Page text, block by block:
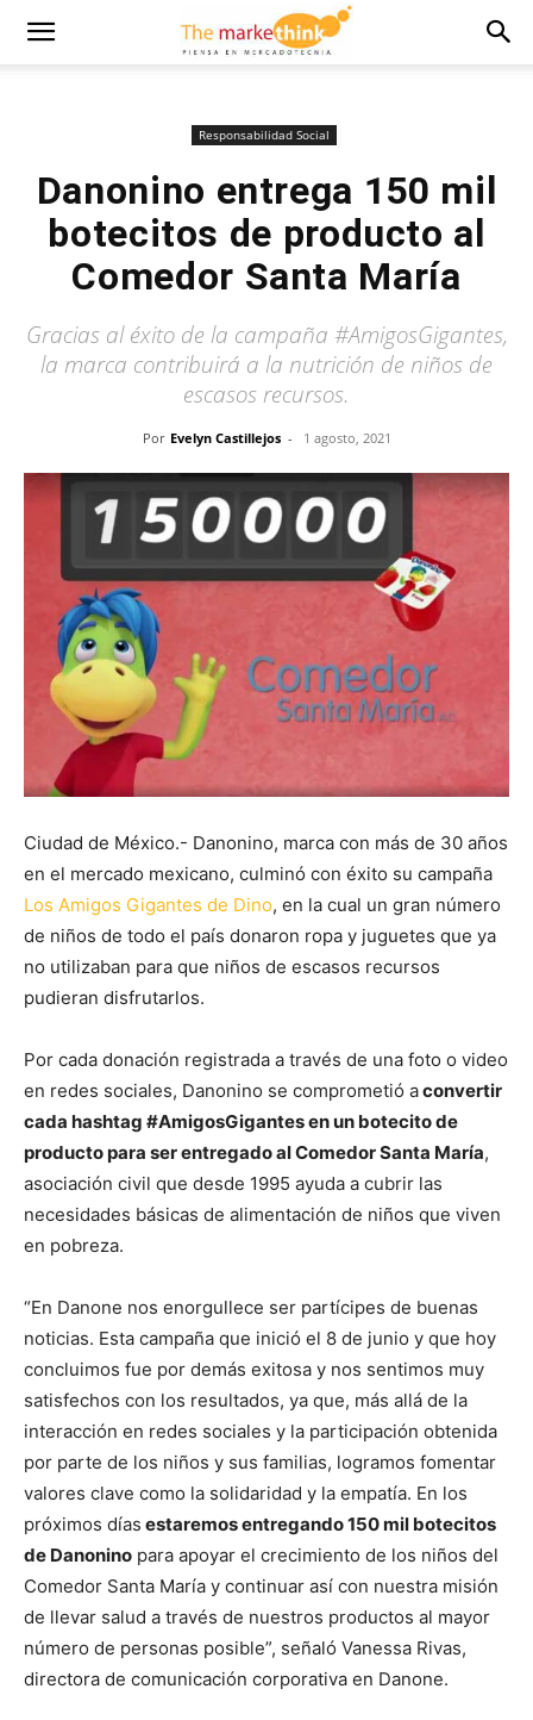
Responsabilidad Social
Danonino entrega 150 mil
botecitos de producto al
Comedor Santa María
Gracias al éxito de la campaña #AmigosGigantes,
la marca contribuirá a la nutrición de niños de
escasos recursos.
Por Evelyn Castillejos - 1 agosto, 2021
Ciudad de México.- Danonino, marca con más de 30 años
en el mercado mexicano, culminó con éxito su campaña
Los Amigos Gigantes de Dino, en la cual un gran número
de niños de todo el país donaron ropa y juguetes que ya
no utilizaban para que niños de escasos recursos
pudieran disfrutarlos.
Por cada donación registrada a través de una foto o video
en redes sociales, Danonino se comprometió aconvertir
cada hashtag #AmigosGigantes en un botecito de
producto para ser entregado al Comedor Santa María,
asociación civil que desde 1995 ayuda a cubrir las
necesidades básicas de alimentación de niños que viven
en pobreza.
“En Danone nos enorgullece ser partícipes de buenas
noticias. Esta campaña que inició el 8 de junio y que hoy
concluimos fue por demás exitosa y nos sentimos muy
satisfechos con los resultados, ya que, más allá de la
interacción en redes sociales y la participación obtenida
por parte de los niños y sus familias, logramos fomentar
valores clave como la solidaridad y la empatía. En los
próximos días estaremos entregando 150 mil botecitos
de Danonino para apoyar el crecimiento de los niños del
Comedor Santa María y continuar así con nuestra misión
de llevar salud a través de nuestros productos al mayor
número de personas posible”, señaló Vanessa Rivas,
directora de comunicación corporativa en Danone.